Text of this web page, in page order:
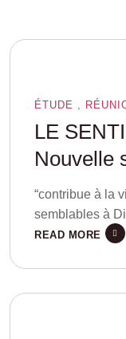
ÉTUDE ,
LE
Nouvelle
2024
“contribue à la
semblables à
READ MORE